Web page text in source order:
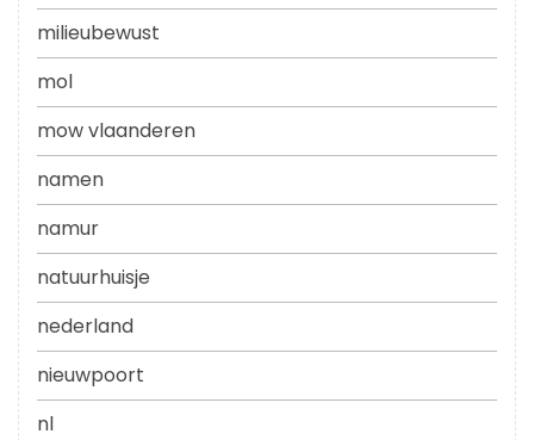
milieubewust
mol
mow vlaanderen
namen
namur
natuurhuisje
nederland
nieuwpoort
nl